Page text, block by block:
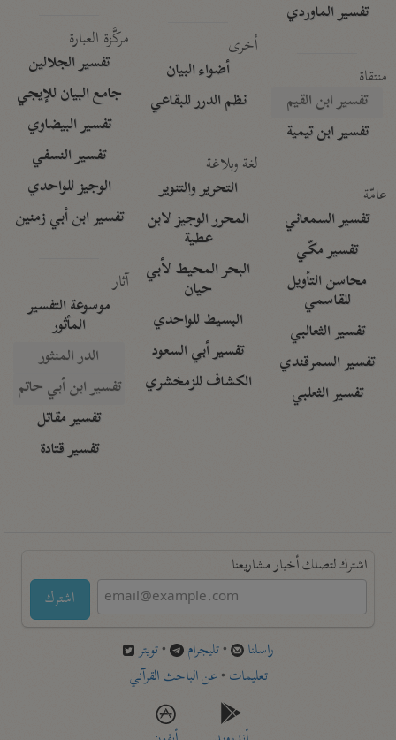
تفسير الماوردي
منتقاة
تفسير ابن القيم
تفسير ابن تيمية
عامّة
تفسير السمعاني
تفسير مكّي
محاسن التأويل
للقاسمي
تفسير الثعالبي
تفسير السمرقندي
تفسير الثعلبي
أخرى
أضواء البيان
نظم الدرر للبقاعي
لغة وبلاغة
التحرير والتنوير
المحرر الوجيز لابن
عطية
البحر المحيط لأبي
حيان
البسيط للواحدي
تفسير أبي السعود
الكشاف للزمخشري
مركَّزة العبارة
تفسير الجلالين
جامع البيان للإيجي
تفسير البيضاوي
تفسير النسفي
الوجيز للواحدي
تفسير ابن أبي زمنين
آثار
موسوعة التفسير
المأثور
الدر المنثور
تفسير ابن أبي حاتم
تفسير مقاتل
تفسير قتادة
اشترك لتصلك أخبار مشاريعنا
اشترك
راسلنا •تليجرام •تويتر
تعليمات •عن الباحث القرآني